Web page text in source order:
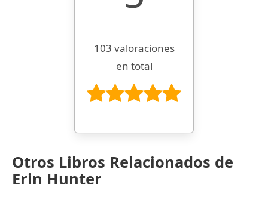
103 valoraciones
en total
Otros Libros Relacionados de
Erin Hunter